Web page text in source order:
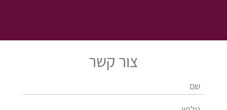
צור קשר